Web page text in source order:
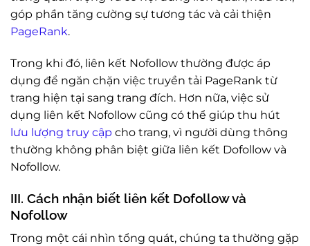
góp phần tăng cường sự tương tác và cải thiện
PageRank.
Trong khi đó, liên kết Nofollow thường được áp
dụng để ngăn chặn việc truyền tải PageRank từ
trang hiện tại sang trang đích. Hơn nữa, việc sử
dụng liên kết Nofollow cũng có thể giúp thu hút
lưu lượng truy cập cho trang, vì người dùng thông
thường không phân biệt giữa liên kết Dofollow và
Nofollow.
III. Cách nhận biết liên kết Dofollow và
Nofollow
Trong một cái nhìn tổng quát, chúng ta thường gặp